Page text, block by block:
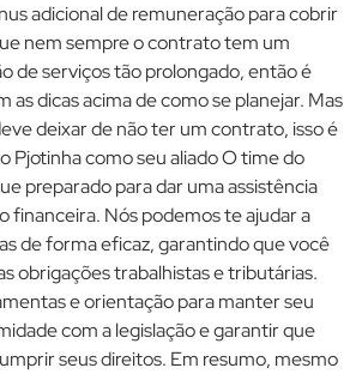
adicional de remuneração para cobrir
nem sempre o contrato tem um
de serviços tão prolongado, então é
as dicas acima de como se planejar. Mas
deixar de não ter um contrato, isso é
Pjotinha como seu aliado O time do
preparado para dar uma assistência
financeira. Nós podemos te ajudar a
de forma eficaz, garantindo que você
obrigações trabalhistas e tributárias.
e orientação para manter seu
com a legislação e garantir que
seus direitos. Em resumo, mesmo